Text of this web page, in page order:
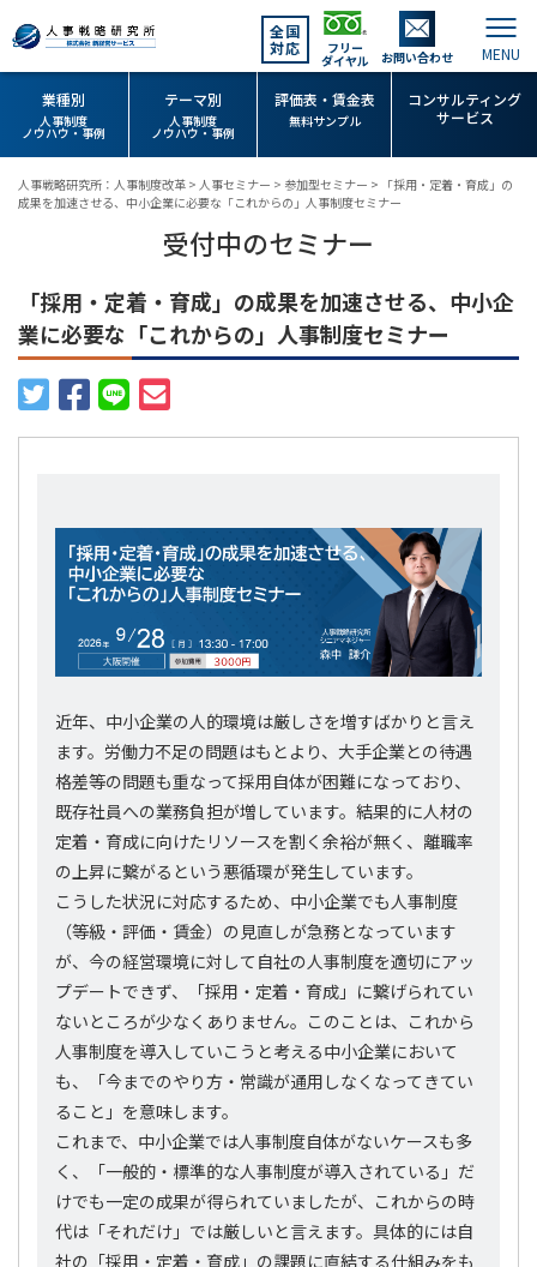
全国
対応
フリー
ダイヤル お問い合わせ
業種別
人事制度
ノウハウ・事例
テーマ別
人事制度
ノウハウ・事例
評価表・賃金表
無料サンプル
コンサルティング
サービス
人事戦略研究所：人事制度改革 > 人事セミナー > 参加型セミナー > 「採用・定着・育成」の
成果を加速させる、中小企業に必要な「これからの」人事制度セミナー
受付中のセミナー
「採用・定着・育成」の成果を加速させる、中小企
業に必要な「これからの」人事制度セミナー
近年、中小企業の人的環境は厳しさを増すばかりと言え
ます。労働力不足の問題はもとより、大手企業との待遇
格差等の問題も重なって採用自体が困難になっており、
既存社員への業務負担が増しています。結果的に人材の
定着・育成に向けたリソースを割く余裕が無く、離職率
の上昇に繋がるという悪循環が発生しています。
こうした状況に対応するため、中小企業でも人事制度
（等級・評価・賃金）の見直しが急務となっています
が、今の経営環境に対して自社の人事制度を適切にアッ
プデートできず、「採用・定着・育成」に繋げられてい
ないところが少なくありません。このことは、これから
人事制度を導入していこうと考える中小企業において
も、「今までのやり方・常識が通用しなくなってきてい
ること」を意味します。
これまで、中小企業では人事制度自体がないケースも多
く、「一般的・標準的な人事制度が導入されている」だ
けでも一定の成果が得られていましたが、これからの時
代は「それだけ」では厳しいと言えます。具体的には自
社の「採用・定着・育成」の課題に直結する仕組みをも